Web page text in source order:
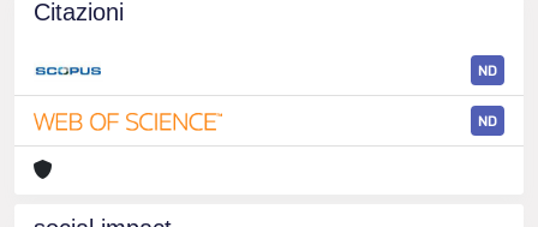
Citazioni
ND
ND